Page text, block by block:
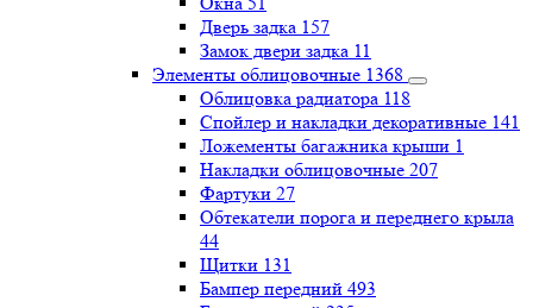
Дверь задка 157
Замок двери задка 11
Элементы облицовочные 1368
Облицовка радиатора 118
Спойлер и накладки декоративные 141
Ложементы багажника крыши 1
Накладки облицовочные 207
Фартуки 27
Обтекатели порога и переднего крыла
44
Щитки 131
Бампер передний 493